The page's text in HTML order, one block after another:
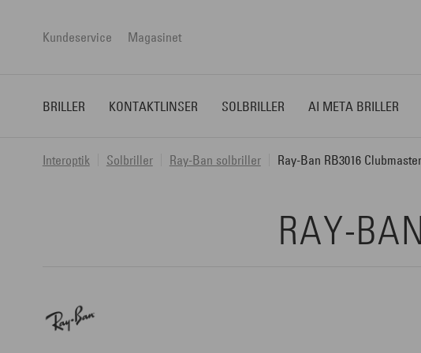
Kundeservice Magasinet
BRILLER KONTAKTLINSER SOLBRILLER AI META BRILLER
Interoptik Solbriller Ray-Ban solbriller Ray-Ban RB3016 Clubmaster
RAY-